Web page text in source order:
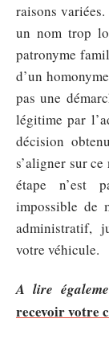
raisons
un nom trop
patronyme
d’un
pas une
légitime par
décision
s’aligner sur
étape n’est
impossible de
administratif,
votre véhicule.
A lire
recevoir votre